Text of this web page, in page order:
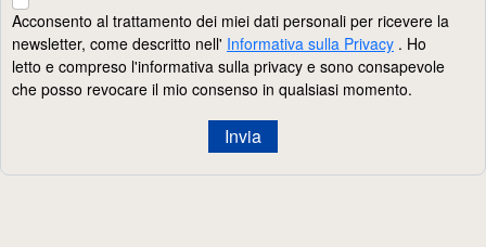
Acconsento al trattamento dei miei dati personali per ricevere la
newsletter, come descritto nell' Informativa sulla Privacy . Ho
letto e compreso l'informativa sulla privacy e sono consapevole
che posso revocare il mio consenso in qualsiasi momento.
Invia